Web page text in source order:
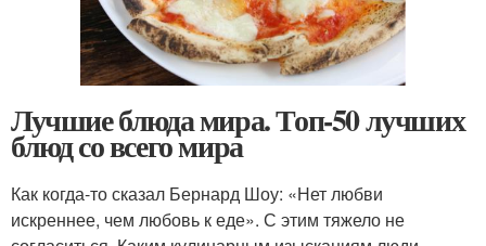
Лучшие блюда мира. Топ-50 лучших
блюд со всего мира
Как когда-то сказал Бернард Шоу: «Нет любви
искреннее, чем любовь к еде». С этим тяжело не